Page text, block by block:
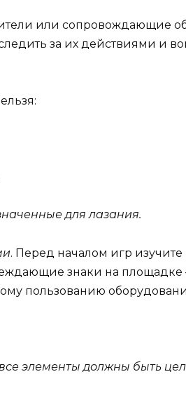
или сопровождающие
за их действиями и
для лазания.
. Перед началом игр изучите
знаки на
пользованию
элементы должны быть